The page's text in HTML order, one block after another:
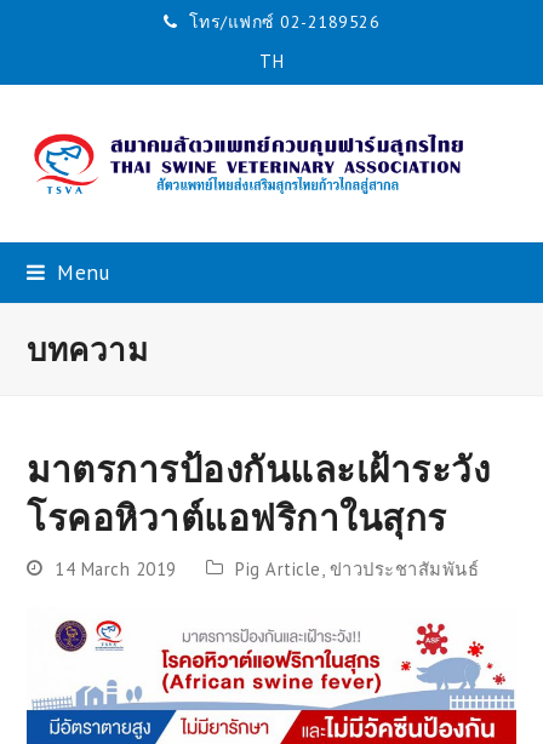
โทร/แฟกซ์ 02-2189526
TH
Menu
บทความ
มาตรการป้องกันและเฝ้าระวัง
โรคอหิวาต์แอฟริกาในสุกร
14 March 2019 Pig Article ข่าวประชาสัมพันธ์